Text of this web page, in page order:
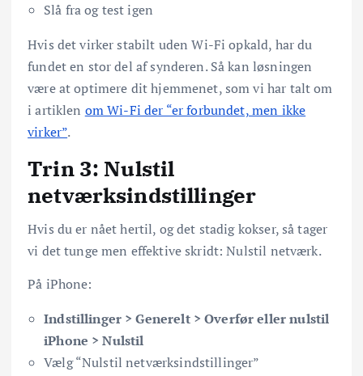
Slå fra og test igen
Hvis det virker stabilt uden Wi-Fi opkald, har du
fundet en stor del af synderen. Så kan løsningen
være at optimere dit hjemmenet, som vi har talt om
i artiklen om Wi-Fi der “er forbundet, men ikke
virker”.
Trin 3: Nulstil
netværksindstillinger
Hvis du er nået hertil, og det stadig kokser, så tager
vi det tunge men effektive skridt: Nulstil netværk.
På iPhone:
Indstillinger > Generelt > Overfør eller nulstil
iPhone > Nulstil
Vælg “Nulstil netværksindstillinger”